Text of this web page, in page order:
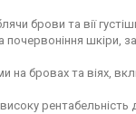
брови та вії
шкіри,
на бровах та віях,
рентабельність